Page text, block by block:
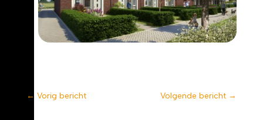
← Vorig bericht Volgende bericht →